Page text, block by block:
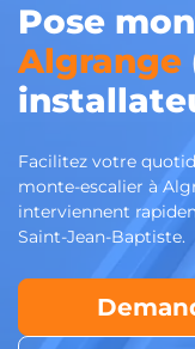
Pose
Algrange
Facilitez votre
monte-escalier à
interviennent
Saint-Jean-Baptiste.